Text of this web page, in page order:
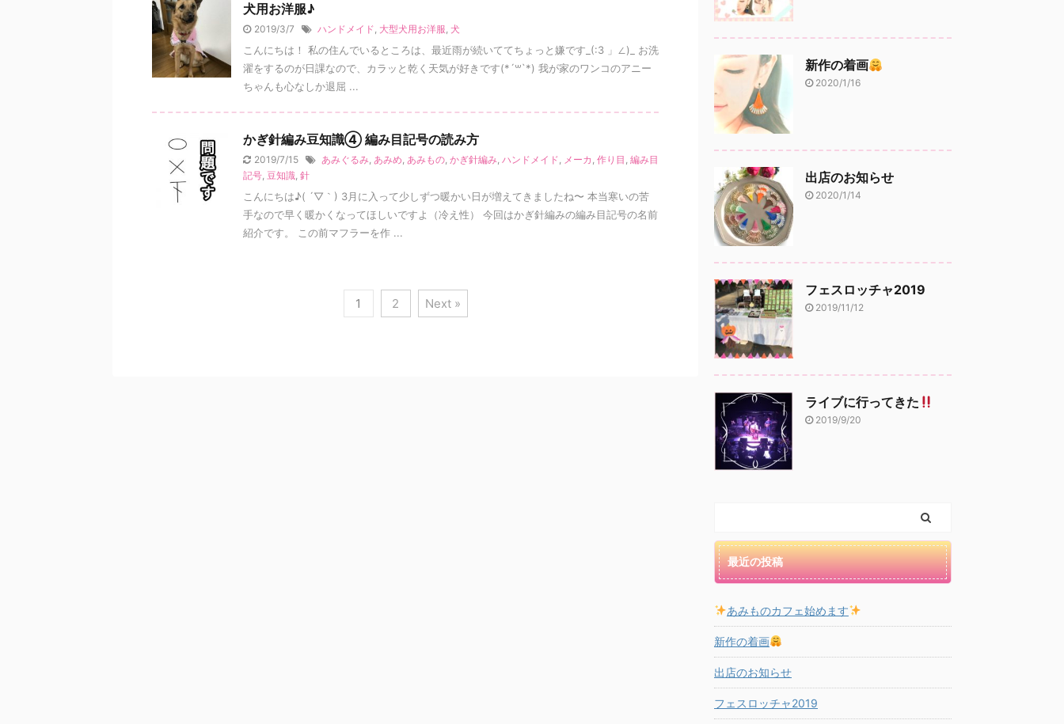
犬用お洋服♪
2019/3/7 ハンドメイド, 大型犬用お洋服, 犬
こんにちは！ 私の住んでいるところは、最近雨が続いててちょっと嫌です_(:3 」∠)_ お洗
濯をするのが日課なので、カラッと乾く天気が好きです(*´꒳`*) 我が家のワンコのアニー
ちゃんも心なしか退屈 ...
かぎ針編み豆知識④ 編み目記号の読み方
2019/7/15 あみぐるみ, あみめ, あみもの, かぎ針編み, ハンドメイド, メーカ , 作り目 , 編み目
記号, 豆知識, 針
こんにちは♪( ´▽｀) 3月に入って少しずつ暖かい日が増えてきましたね〜 本当寒いの苦
手なので早く暖かくなってほしいですよ（冷え性） 今回はかぎ針編みの編み目記号の名前
紹介です。 この前マフラーを作 ...
1 2 Next »
新作の着画
2020/1/16
出店のお知らせ
2020/1/14
フェスロッチャ2019
2019/11/12
ライブに行ってきた
2019/9/20
最近の投稿
あみものカフェ始めます
新作の着画
出店のお知らせ
フェスロッチャ2019